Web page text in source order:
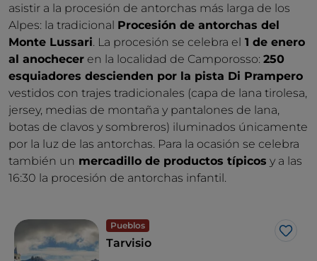
asistir a la procesión de antorchas más larga de los
Alpes: la tradicional Procesión de antorchas del
Monte Lussari. La procesión se celebra el 1 de enero
al anochecer en la localidad de Camporosso: 250
esquiadores descienden por la pista Di Prampero
vestidos con trajes tradicionales (capa de lana tirolesa,
jersey, medias de montaña y pantalones de lana,
botas de clavos y sombreros) iluminados únicamente
por la luz de las antorchas. Para la ocasión se celebra
también un mercadillo de productos típicos y a las
16:30 la procesión de antorchas infantil.
Pueblos
Me
Tarvisio